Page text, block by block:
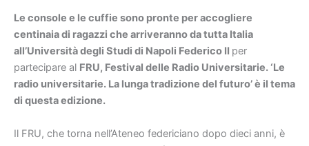
Le console e le cuffie sono pronte per accogliere
centinaia di ragazzi che arriveranno da tutta Italia
all’Università degli Studi di Napoli Federico II per
partecipare al FRU, Festival delle Radio Universitarie. ‘Le
radio universitarie. La lunga tradizione del futuro’ è il tema
di questa edizione.
Il FRU, che torna nell’Ateneo federiciano dopo dieci anni, è